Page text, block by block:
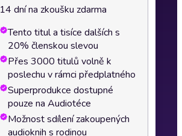
14 dní na zkoušku zdarma
Tento titul a tisíce dalších s
20% členskou slevou
Přes 3000 titulů volně k
poslechu v rámci předplatného
Superprodukce dostupné
pouze na Audiotéce
Možnost sdílení zakoupených
audioknih s rodinou